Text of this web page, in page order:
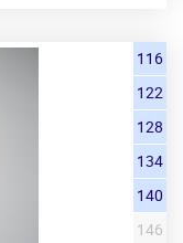
116
122
128
134
140
146